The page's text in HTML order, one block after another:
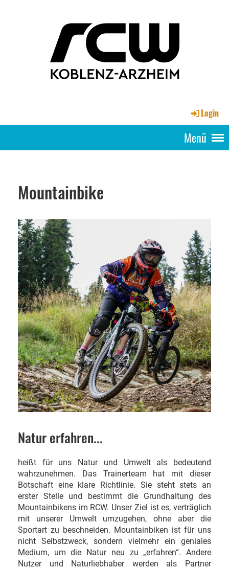
Login
Menü
Mountainbike
Natur erfahren...
heißt für uns Natur und Umwelt als bedeutend
wahrzunehmen. Das Trainerteam hat mit dieser
Botschaft eine klare Richtlinie. Sie steht stets an
erster Stelle und bestimmt die Grundhaltung des
Mountainbikens im RCW. Unser Ziel ist es, verträglich
mit unserer Umwelt umzugehen, ohne aber die
Sportart zu beschneiden. Mountainbiken ist für uns
nicht Selbstzweck, sondern vielmehr ein geniales
Medium, um die Natur neu zu „erfahren“. Andere
Nutzer und Naturliebhaber werden als Partner